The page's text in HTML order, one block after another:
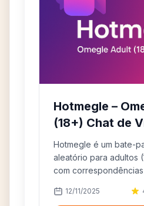
Hotmegle –
(18+) Chat de
Aleatório
Hotmegle é um bate-
aleatório para adultos
com correspondências
por padrão.
12/11/2025